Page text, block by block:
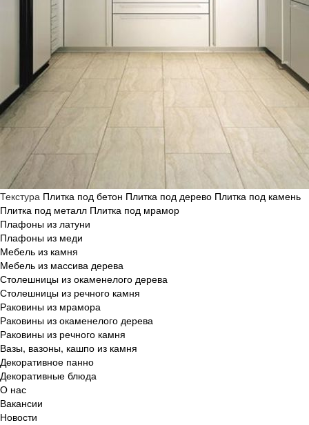
Текстура Плитка под бетон Плитка под дерево Плитка под камень
Плитка под металл Плитка под мрамор
Плафоны из латуни
Плафоны из меди
Мебель из камня
Мебель из массива дерева
Столешницы из окаменелого дерева
Столешницы из речного камня
Раковины из мрамора
Раковины из окаменелого дерева
Раковины из речного камня
Вазы, вазоны, кашпо из камня
Декоративное панно
Декоративные блюда
О нас
Вакансии
Новости